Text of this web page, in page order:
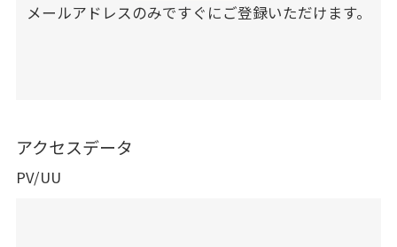
メールアドレスのみですぐにご登録いただけます。
アクセスデータ
PV/UU